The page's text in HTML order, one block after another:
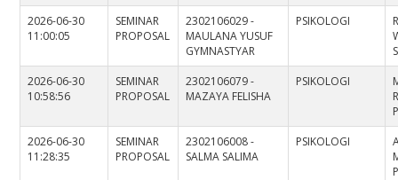
2026-06-30
11:00:05
SEMINAR
PROPOSAL
2302106029 -
MAULANA YUSUF
GYMNASTYAR
PSIKOLOGI
2026-06-30
10:58:56
SEMINAR
PROPOSAL
2302106079 -
MAZAYA FELISHA
PSIKOLOGI
2026-06-30
11:28:35
SEMINAR
PROPOSAL
2302106008 -
SALMA SALIMA
PSIKOLOGI